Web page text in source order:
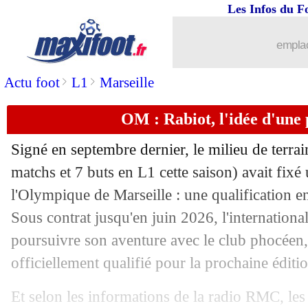
Actu foot> L1 > Marseille
Les Infos du
OM : Rabiot, l'idée d'une
Signé en septembre dernier, le milieu de
matchs et 7 buts en L1 cette saison) avait
l'Olympique de Marseille : une qualification
Sous contrat jusqu'en juin 2026,
poursuivre son aventure avec le club
officiellement qualifié pour la prochaine
Et selon les informations de la radio RMC,
Caen: le nouvel entraîneur trouvé
12/05 Real: 39 buts, Mbappé s'offre un
12/05 Brest: Camara évasif sur son avenir
12/05 Arsenal: Arteta remonté contre ses
12/05 Man Utd : Amorim se sent
12/05 OM : Zarrak chambre le président du
Strasbourg : Palace pense aussi à